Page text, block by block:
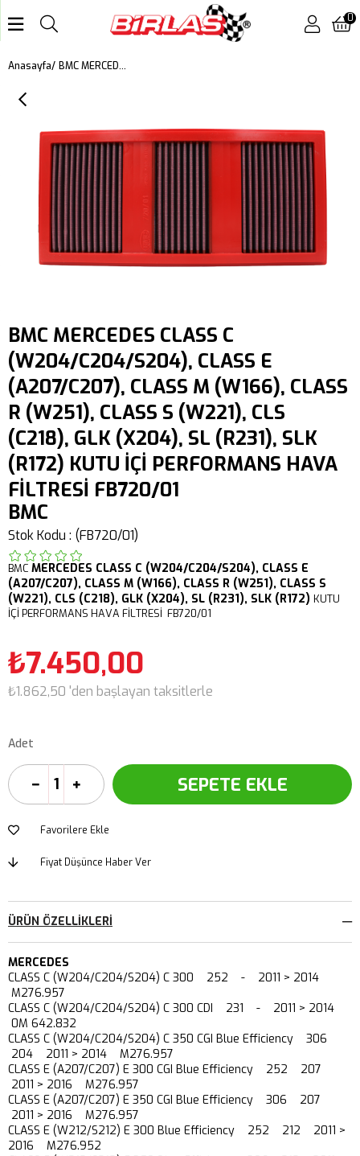
0
Anasayfa BMC MERCEDES CLASS C (W204/C204/S204), CLASS E (A207/C207), CLASS M (W166), CLASS R (W251), CLASS S (W221), CLS (C218), GLK (X204), SL (R231), SLK (R172) KUTU İÇİ PERFORMANS HAVA FİLTRESİ FB720/01
BMC MERCEDES CLASS C
(W204/C204/S204), CLASS E
(A207/C207), CLASS M (W166), CLASS
R (W251), CLASS S (W221), CLS
(C218), GLK (X204), SL (R231), SLK
(R172) KUTU İÇİ PERFORMANS HAVA
FİLTRESİ FB720/01
BMC
Stok Kodu (FB720/01)
BMC MERCEDES CLASS C (W204/C204/S204), CLASS E
(A207/C207), CLASS M (W166), CLASS R (W251), CLASS S
(W221), CLS (C218), GLK (X204), SL (R231), SLK (R172) KUTU
İÇİ PERFORMANS HAVA FİLTRESİ FB720/01
₺7.450,00
₺1.862,50 'den başlayan taksitlerle
Adet
Favorilere Ekle
Fiyat Düşünce Haber Ver
ÜRÜN ÖZELLIKLERI
MERCEDES
CLASS C (W204/C204/S204) C 300 252 - 2011 > 2014
M276.957
CLASS C (W204/C204/S204) C 300 CDI 231 - 2011 > 2014
0M 642.832
CLASS C (W204/C204/S204) C 350 CGI Blue Efficiency 306
204 2011 > 2014 M276.957
CLASS E (A207/C207) E 300 CGI Blue Efficiency 252 207
2011 > 2016 M276.957
CLASS E (A207/C207) E 350 CGI Blue Efficiency 306 207
2011 > 2016 M276.957
CLASS E (W212/S212) E 300 Blue Efficiency 252 212 2011 >
2016 M276.952